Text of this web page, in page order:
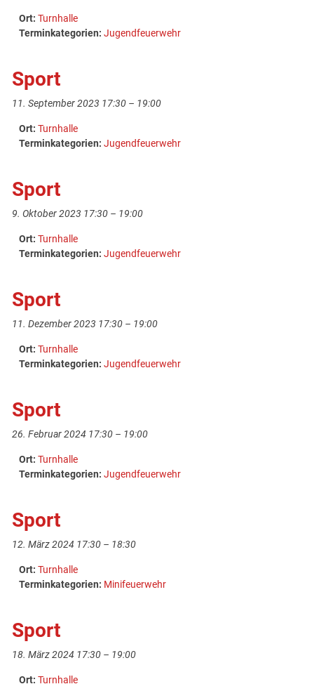
Ort: Turnhalle
Terminkategorien: Jugendfeuerwehr
Sport
11. September 2023 17:30 – 19:00
Ort: Turnhalle
Terminkategorien: Jugendfeuerwehr
Sport
9. Oktober 2023 17:30 – 19:00
Ort: Turnhalle
Terminkategorien: Jugendfeuerwehr
Sport
11. Dezember 2023 17:30 – 19:00
Ort: Turnhalle
Terminkategorien: Jugendfeuerwehr
Sport
26. Februar 2024 17:30 – 19:00
Ort: Turnhalle
Terminkategorien: Jugendfeuerwehr
Sport
12. März 2024 17:30 – 18:30
Ort: Turnhalle
Terminkategorien: Minifeuerwehr
Sport
18. März 2024 17:30 – 19:00
Ort: Turnhalle